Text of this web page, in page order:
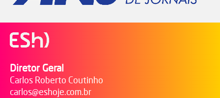
Diretor Geral
Carlos Roberto Coutinho
carlos@eshoje.com.br